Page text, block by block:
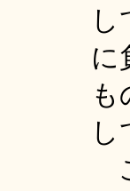
し
に
も
し